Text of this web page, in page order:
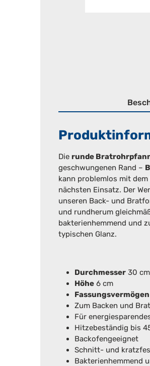
Die runde
geschwungenen Rand –
kann problemlos mit
nächsten Einsatz. Der
unseren Back- und
und rundherum
bakterienhemmend und
typischen Glanz.
Durchmesser 30 cm
Höhe 6 cm
Fassungsvermögen
Zum Backen und
Für
Hitzebeständig bis
Backofengeeignet
Schnitt- und
Bakterienhemmend